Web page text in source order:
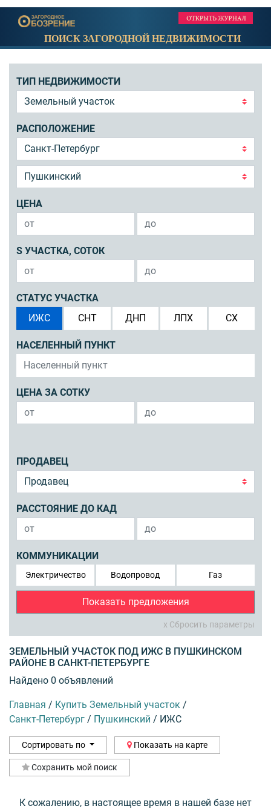
ПОИСК ЗАГОРОДНОЙ НЕДВИЖИМОСТИ
ТИП НЕДВИЖИМОСТИ
РАСПОЛОЖЕНИЕ
ЦЕНА
S УЧАСТКА, СОТОК
СТАТУС УЧАСТКА
ИЖС
СНТ ДНП ЛПХ СХ
НАСЕЛЕННЫЙ ПУНКТ
ЦЕНА ЗА СОТКУ
ПРОДАВЕЦ
РАССТОЯНИЕ ДО КАД
КОММУНИКАЦИИ
Электричество Водопровод Газ
Показать предложения
x Сбросить параметры
ЗЕМЕЛЬНЫЙ УЧАСТОК ПОД ИЖС В ПУШКИНСКОМ
РАЙОНЕ В САНКТ-ПЕТЕРБУРГЕ
Найдено 0 объявлений
Главная / Купить Земельный участок /
Санкт-Петербург / Пушкинский / ИЖС
Сортировать по Показать на карте
Сохранить мой поиск
К сожалению, в настоящее время в нашей базе нет